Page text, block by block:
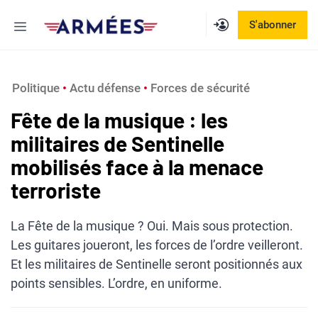
S'abonner
Menu
Politique • Actu défense • Forces de sécurité
Fête de la musique : les
militaires de Sentinelle
mobilisés face à la menace
terroriste
La Fête de la musique ? Oui. Mais sous protection.
Les guitares joueront, les forces de l’ordre veilleront.
Et les militaires de Sentinelle seront positionnés aux
points sensibles. L’ordre, en uniforme.